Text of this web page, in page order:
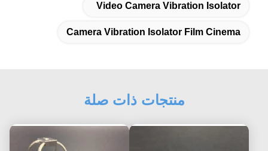
Video Camera Vibration Isolator
Camera Vibration Isolator Film Cinema
منتجات ذات صلة